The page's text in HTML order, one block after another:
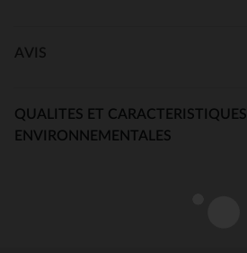
AVIS
QUALITES ET CARACTERISTIQUES
ENVIRONNEMENTALES